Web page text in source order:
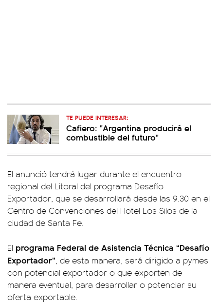
TE PUEDE INTERESAR:
Cafiero: "Argentina producirá el
combustible del futuro"
El anunció tendrá lugar durante el encuentro
regional del Litoral del programa Desafío
Exportador, que se desarrollará desde las 9.30 en el
Centro de Convenciones del Hotel Los Silos de la
ciudad de Santa Fe.
El programa Federal de Asistencia Técnica “Desafío
Exportador”, de esta manera, será dirigido a pymes
con potencial exportador o que exporten de
manera eventual, para desarrollar o potenciar su
oferta exportable.